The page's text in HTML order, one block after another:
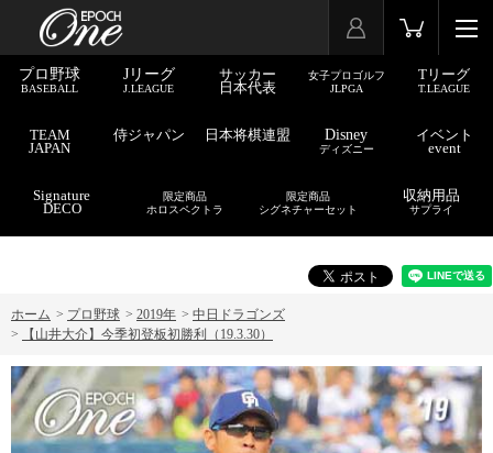
プロ野球
BASEBALL
Jリーグ
J.LEAGUE
サッカー
日本代表
女子プロゴルフ
JLPGA
Tリーグ
T.LEAGUE
TEAM
JAPAN
侍ジャパン 日本将棋連盟 Disney
ディズニー
イベント
event
Signature
DECO
限定商品
ホロスペクトラ
限定商品
シグネチャーセット
収納用品
サプライ
ホーム > プロ野球 > 2019年 > 中日ドラゴンズ
>
【山井大介】今季初登板初勝利（19.3.30）